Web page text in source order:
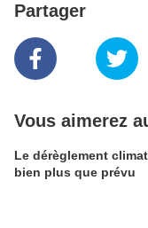
Partager
Vous aimerez
Le dérèglement
bien plus que prévu